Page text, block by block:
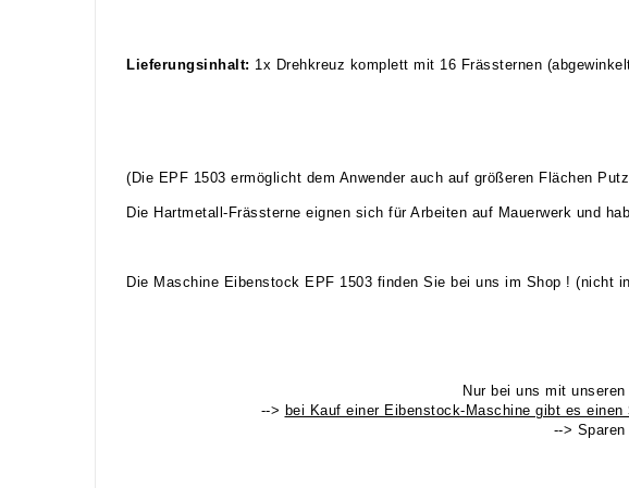
Lieferungsinhalt: 1x Drehkreuz komplett mit 16 Frässternen
(Die EPF 1503 ermöglicht dem Anwender auch auf größeren Flächen
Die Hartmetall-Frässterne eignen sich für Arbeiten auf Mauerwerk und
Die Maschine Eibenstock EPF 1503 finden Sie bei uns im Shop ! (nicht
Nur bei uns mit
--> bei Kauf einer Eibenstock-Maschine gibt es einen
-->